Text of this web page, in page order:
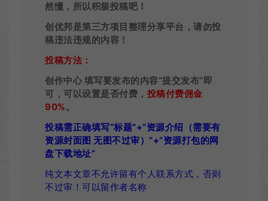
然懂，所以积极投稿吧！
创优邦是第三方项目整理分享平台，请勿投
稿违法违规的内容！
投稿方法：
创作中心 填写要发布的内容“提交发布”即
可，可以设置是否付费， 投稿付费佣金
90%。
投稿需正确填写“标题”+“资源介绍（需要有
资源封面图 无图不过审）”+“资源打包的网
盘下载地址”
纯文本文章不允许留有个人联系方式，否则
不过审！可以留作者名称